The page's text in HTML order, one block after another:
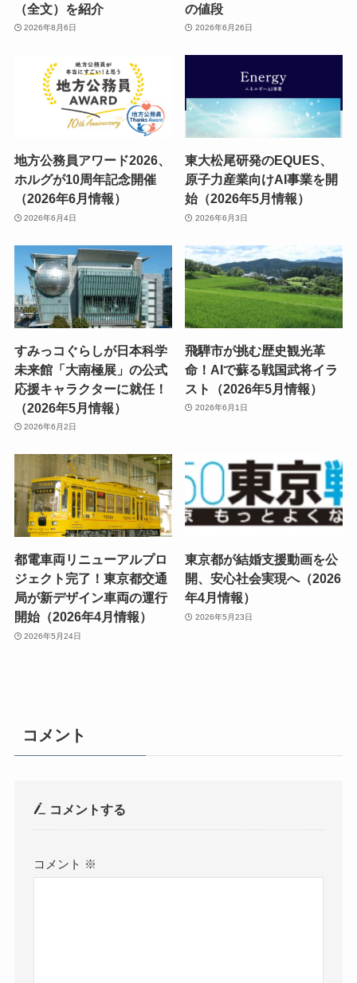
（全文）を紹介
2026年8月6日
の値段
2026年6月26日
地方公務員アワード2026、
ホルグが10周年記念開催
（2026年6月情報）
2026年6月4日
東大松尾研発のEQUES、
原子力産業向けAI事業を開
始（2026年5月情報）
2026年6月3日
すみっコぐらしが日本科学
未来館「大南極展」の公式
応援キャラクターに就任！
（2026年5月情報）
2026年6月2日
飛騨市が挑む歴史観光革
命！AIで蘇る戦国武将イラ
スト（2026年5月情報）
2026年6月1日
都電車両リニューアルプロ
ジェクト完了！東京都交通
局が新デザイン車両の運行
開始（2026年4月情報）
2026年5月24日
東京都が結婚支援動画を公
開、安心社会実現へ（2026
年4月情報）
2026年5月23日
コメント
コメントする
コメント ※